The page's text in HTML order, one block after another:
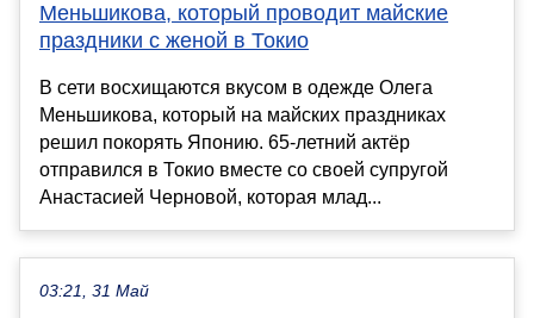
Меньшикова, который проводит майские
праздники с женой в Токио
В сети восхищаются вкусом в одежде Олега
Меньшикова, который на майских праздниках
решил покорять Японию. 65-летний актёр
отправился в Токио вместе со своей супругой
Анастасией Черновой, которая млад...
03:21, 31 Май